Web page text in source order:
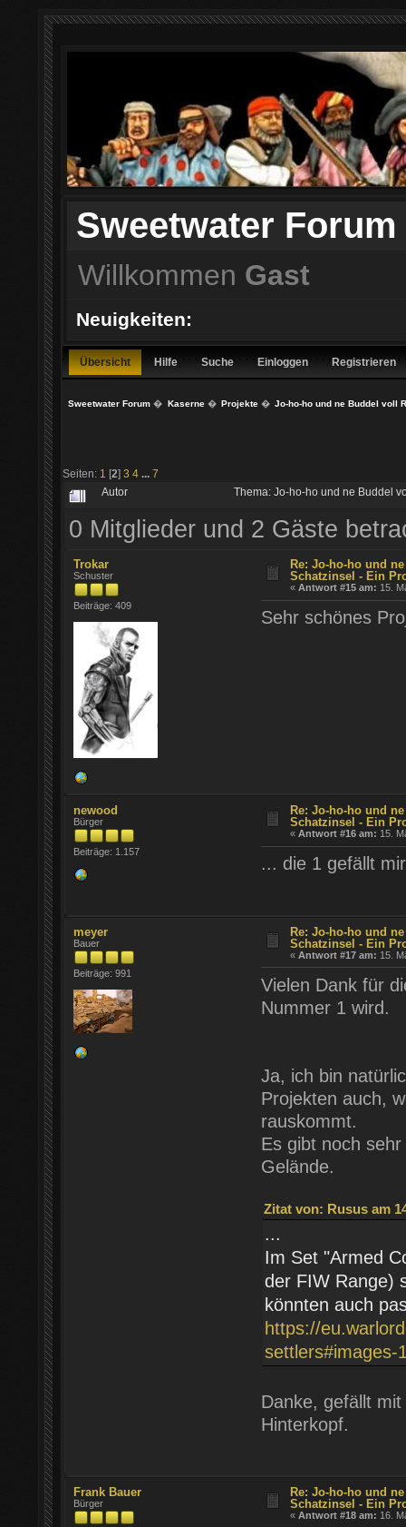
Sweetwater Forum
Willkommen Gast
Neuigkeiten:
Übersicht Hilfe Suche Einloggen Registrieren
Sweetwater Forum � Kaserne� Projekte� Jo-ho-ho und ne Buddel voll
Seiten: 1 [2] 3 4 ... 7
Autor Thema: Jo-ho-ho und ne Buddel
0 Mitglieder und 2 Gäste
Trokar
Schuster
Beiträge: 409
Re: Jo-ho-ho und
Schatzinsel - Ein
«Antwort #15 am: 15.
Sehr schönes
newood
Bürger
Beiträge: 1.157
Re: Jo-ho-ho und
Schatzinsel - Ein
«Antwort #16 am: 15.
... die 1 gefällt
meyer
Bauer
Beiträge: 991
Re: Jo-ho-ho und
Schatzinsel - Ein
«Antwort #17 am: 15.
Vielen Dank für
Nummer 1 wird.
Ja, ich bin
Projekten auch,
rauskommt.
Es gibt noch
Gelände.
Zitat von: Rusus am
...
Im Set "Armed
der FIW Range)
könnten auch
https://
settlers#images-
Danke, gefällt
Hinterkopf.
Frank Bauer
Bürger
Re: Jo-ho-ho und
Schatzinsel - Ein
«Antwort #18 am: 16.